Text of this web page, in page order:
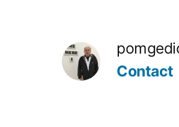
Contact